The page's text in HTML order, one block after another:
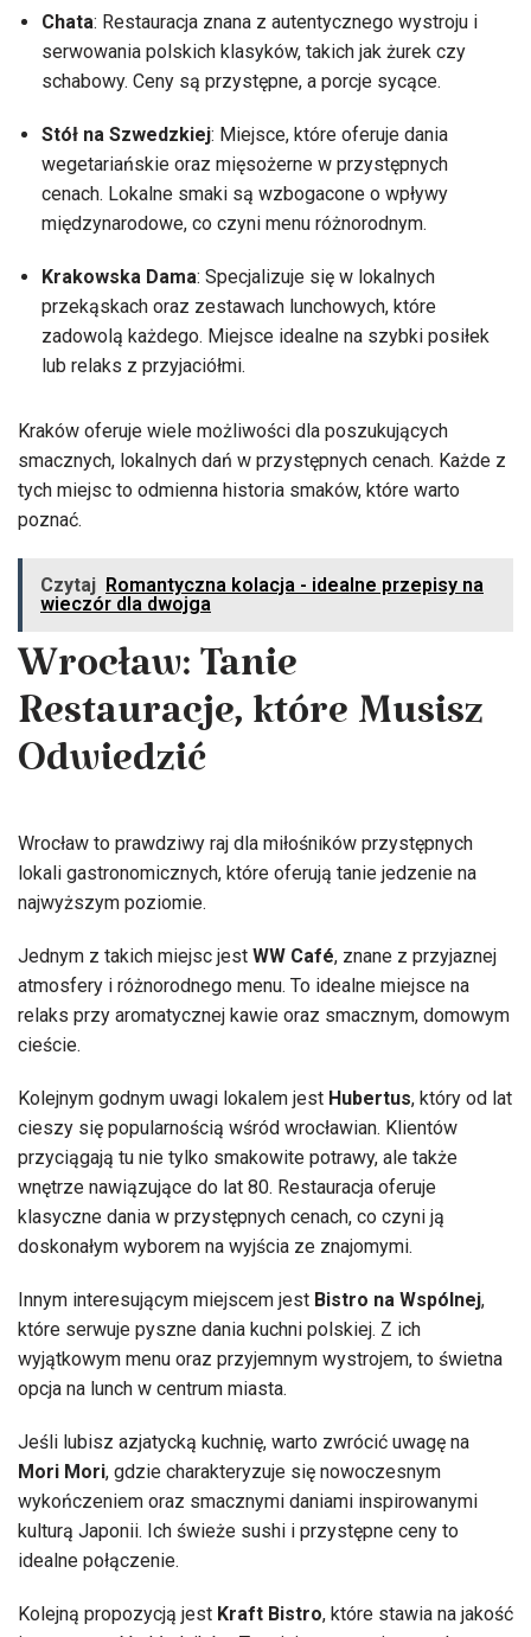
Chata: Restauracja znana z autentycznego wystroju i
serwowania polskich klasyków, takich jak żurek czy
schabowy. Ceny są przystępne, a porcje sycące.
Stół na Szwedzkiej: Miejsce, które oferuje dania
wegetariańskie oraz mięsożerne w przystępnych
cenach. Lokalne smaki są wzbogacone o wpływy
międzynarodowe, co czyni menu różnorodnym.
Krakowska Dama: Specjalizuje się w lokalnych
przekąskach oraz zestawach lunchowych, które
zadowolą każdego. Miejsce idealne na szybki posiłek
lub relaks z przyjaciółmi.
Kraków oferuje wiele możliwości dla poszukujących
smacznych, lokalnych dań w przystępnych cenach. Każde z
tych miejsc to odmienna historia smaków, które warto
poznać.
Czytaj Romantyczna kolacja - idealne przepisy na
wieczór dla dwojga
Wrocław: Tanie
Restauracje, które Musisz
Odwiedzić
Wrocław to prawdziwy raj dla miłośników przystępnych
lokali gastronomicznych, które oferują tanie jedzenie na
najwyższym poziomie.
Jednym z takich miejsc jest WW Café, znane z przyjaznej
atmosfery i różnorodnego menu. To idealne miejsce na
relaks przy aromatycznej kawie oraz smacznym, domowym
cieście.
Kolejnym godnym uwagi lokalem jest Hubertus, który od lat
cieszy się popularnością wśród wrocławian. Klientów
przyciągają tu nie tylko smakowite potrawy, ale także
wnętrze nawiązujące do lat 80. Restauracja oferuje
klasyczne dania w przystępnych cenach, co czyni ją
doskonałym wyborem na wyjścia ze znajomymi.
Innym interesującym miejscem jest Bistro na Wspólnej,
które serwuje pyszne dania kuchni polskiej. Z ich
wyjątkowym menu oraz przyjemnym wystrojem, to świetna
opcja na lunch w centrum miasta.
Jeśli lubisz azjatycką kuchnię, warto zwrócić uwagę na
Mori Mori, gdzie charakteryzuje się nowoczesnym
wykończeniem oraz smacznymi daniami inspirowanymi
kulturą Japonii. Ich świeże sushi i przystępne ceny to
idealne połączenie.
Kolejną propozycją jest Kraft Bistro, które stawia na jakość